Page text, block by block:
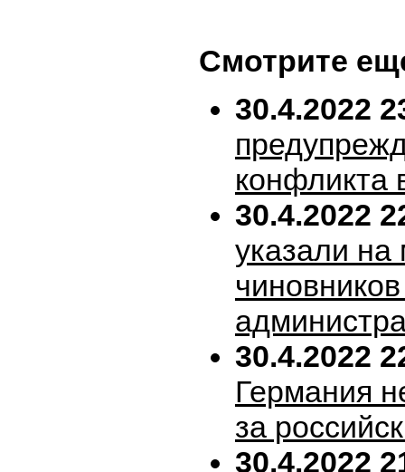
Смотрите
30.4.2022
конфликта
30.4.2022
указали на
30.4.2022
Германия
за
30.4.2022